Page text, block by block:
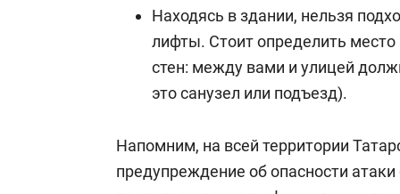
Находясь в здании, нельзя
лифты. Стоит определить
стен: между вами и улицей
это санузел или подъезд).
Напомним, на всей территории
предупреждение об опасности